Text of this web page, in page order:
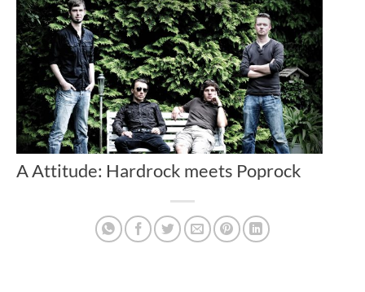
A Attitude: Hardrock meets Poprock